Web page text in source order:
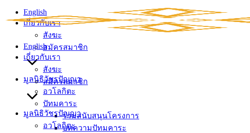
Skip
to
content
English
เกี่ยวกับเรา
สังฆะ
สมัครสมาชิก
มูลนิธิวัชรปัญญา
อวโลกิตะ
English
เกี่ยวกับเรา
สังฆะ
สมัครสมาชิก
มูลนิธิวัชรปัญญา
อวโลกิตะ
ปัทมคาระ
ร่วมสนับสนุนโครงการ
บทความปัทมคาระ